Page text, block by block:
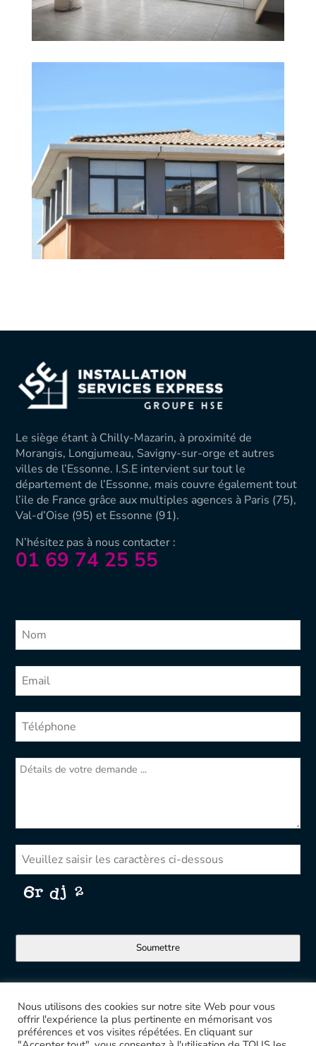
Le siège étant à Chilly-Mazarin, à proximité de
Morangis, Longjumeau, Savigny-sur-orge et autres
villes de l’Essonne. I.S.E intervient sur tout le
département de l’Essonne, mais couvre également tout
l’ile de France grâce aux multiples agences à Paris (75),
Val-d’Oise (95) et Essonne (91).
N’hésitez pas à nous contacter :
01 69 74 25 55
Soumettre
C
c
h
a
Agence digitale Moustache
Nous utilisons des cookies sur notre site Web pour vous
offrir l'expérience la plus pertinente en mémorisant vos
préférences et vos visites répétées. En cliquant sur